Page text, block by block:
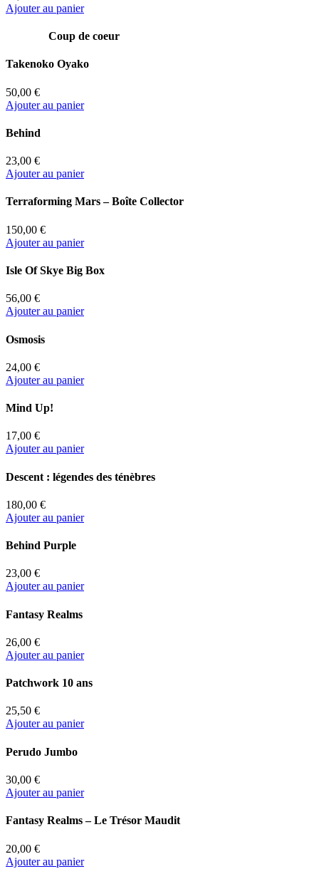
Ajouter au panier
Coup de coeur
Takenoko Oyako
50,00 €
Ajouter au panier
Behind
23,00 €
Ajouter au panier
Terraforming Mars – Boîte Collector
150,00 €
Ajouter au panier
Isle Of Skye Big Box
56,00 €
Ajouter au panier
Osmosis
24,00 €
Ajouter au panier
Mind Up!
17,00 €
Ajouter au panier
Descent : légendes des ténèbres
180,00 €
Ajouter au panier
Behind Purple
23,00 €
Ajouter au panier
Fantasy Realms
26,00 €
Ajouter au panier
Patchwork 10 ans
25,50 €
Ajouter au panier
Perudo Jumbo
30,00 €
Ajouter au panier
Fantasy Realms – Le Trésor Maudit
20,00 €
Ajouter au panier